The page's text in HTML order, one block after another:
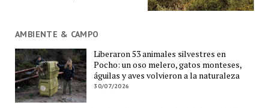
AMBIENTE & CAMPO
Liberaron 53 animales silvestres en
Pocho: un oso melero, gatos monteses,
águilas y aves volvieron a la naturaleza
30/07/2026